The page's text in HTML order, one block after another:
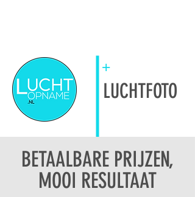
+
LUCHTFOTO
BETAALBARE PRIJZEN,
MOOI RESULTAAT